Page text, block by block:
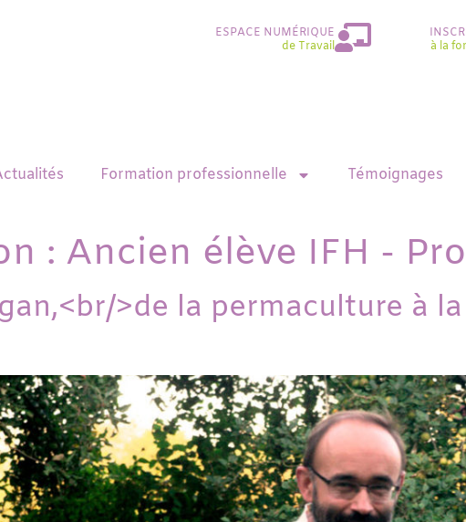
ESPACE NUMÉRIQUE
de Travail
à la
Formation professionnelle Témoignages
: Ancien élève IFH -
>de la permaculture à